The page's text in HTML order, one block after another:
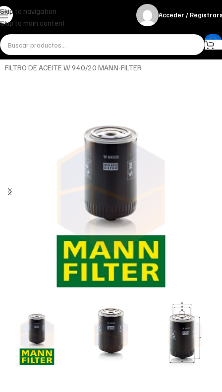
Skip to navigation
Skip to main content
Acceder /
InicioMiscelánea - otrosOtros
FILTRO DE ACEITE W 940/20 MANN-FILTER